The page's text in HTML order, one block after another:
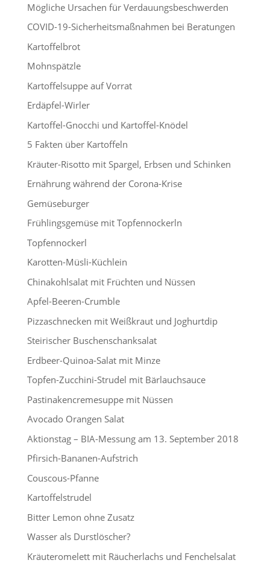
Mögliche Ursachen für Verdauungsbeschwerden
COVID-19-Sicherheitsmaßnahmen bei Beratungen
Kartoffelbrot
Mohnspätzle
Kartoffelsuppe auf Vorrat
Erdäpfel-Wirler
Kartoffel-Gnocchi und Kartoffel-Knödel
5 Fakten über Kartoffeln
Kräuter-Risotto mit Spargel, Erbsen und Schinken
Ernährung während der Corona-Krise
Gemüseburger
Frühlingsgemüse mit Topfennockerln
Topfennockerl
Karotten-Müsli-Küchlein
Chinakohlsalat mit Früchten und Nüssen
Apfel-Beeren-Crumble
Pizzaschnecken mit Weißkraut und Joghurtdip
Steirischer Buschenschanksalat
Erdbeer-Quinoa-Salat mit Minze
Topfen-Zucchini-Strudel mit Bärlauchsauce
Pastinakencremesuppe mit Nüssen
Avocado Orangen Salat
Aktionstag – BIA-Messung am 13. September 2018
Pfirsich-Bananen-Aufstrich
Couscous-Pfanne
Kartoffelstrudel
Bitter Lemon ohne Zusatz
Wasser als Durstlöscher?
Kräuteromelett mit Räucherlachs und Fenchelsalat